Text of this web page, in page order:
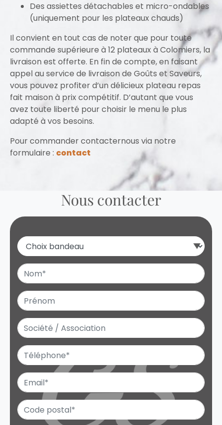
Des assiettes détachables et micro-ondables
(uniquement pour les plateaux chauds)
Il convient en tout cas de noter que pour toute
commande supérieure à 12 plateaux à Colomiers, la
livraison est offerte. En fin de compte, en faisant
appel au service de livraison de Goûts et Saveurs,
vous pouvez profiter d’un délicieux plateau repas
fait maison à prix compétitif. D’autant que vous
avez toute liberté pour choisir le menu le plus
adapté à vos besoins.
Pour commander contacternous via notre
formulaire : contact
Nous contacter